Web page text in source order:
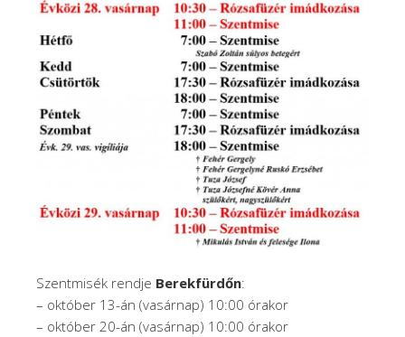
Szentmisék rendje Berekfürdőn:
– október 13-án (vasárnap) 10:00 órakor
– október 20-án (vasárnap) 10:00 órakor